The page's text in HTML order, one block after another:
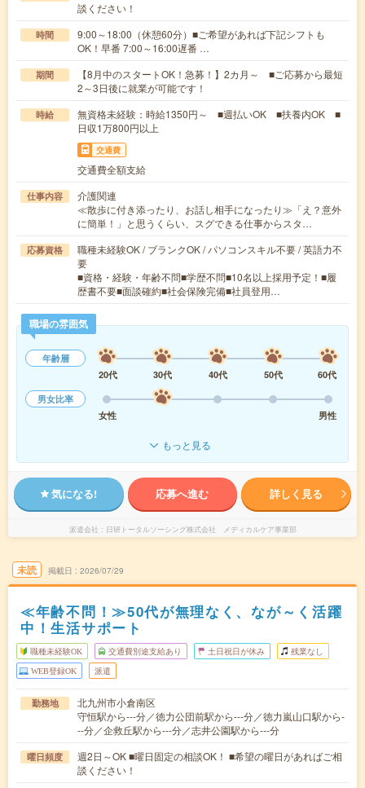
談ください！
時間
9:00～18:00（休憩60分）■ご希望があれば下記シフトも
OK！早番 7:00～16:00遅番 …
期間
【8月中のスタートOK！急募！】2カ月～ ■ご応募から最短
2～3日後に就業が可能です！
時給
無資格未経験：時給1350円～ ■週払いOK ■扶養内OK ■
日収1万800円以上
交通費
交通費全額支給
仕事内容
介護関連
≪散歩に付き添ったり、お話し相手になったり≫「え？意外
に簡単！」と思うくらい、スグできる仕事からスタ…
応募資格
職種未経験OK / ブランクOK / パソコンスキル不要 / 英語力不
要
■資格・経験・年齢不問■学歴不問■10名以上採用予定！■履
歴書不要■面談確約■社会保険完備■社員登用…
職場の雰囲気
年齢層
20代
30代 40代 50代
60代
男女比率
女性
男性
もっと見る
気になる! 応募へ進む 詳しく見る
派遣会社 日研トータルソーシング株式会社 メディカルケア事業部
未読 掲載日 2026/07/29
≪年齢不問！≫50代が無理なく、なが～く活躍
中！生活サポート
職種未経験OK 交通費別途支給あり 土日祝日が休み 残業なし
WEB登録OK 派遣
勤務地
北九州市小倉南区
守恒駅から---分／徳力公団前駅から---分／徳力嵐山口駅から-
--分／企救丘駅から---分／志井公園駅から---分
曜日頻度
週2日～OK ■曜日固定の相談OK！ ■希望の曜日があればご相
談ください！